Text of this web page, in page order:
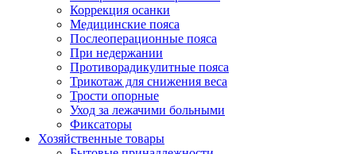
Коррекция осанки
Медицинские пояса
Послеоперационные пояса
При недержании
Противорадикулитные пояса
Трикотаж для снижения веса
Трости опорные
Уход за лежачими больными
Фиксаторы
Хозяйственные товары